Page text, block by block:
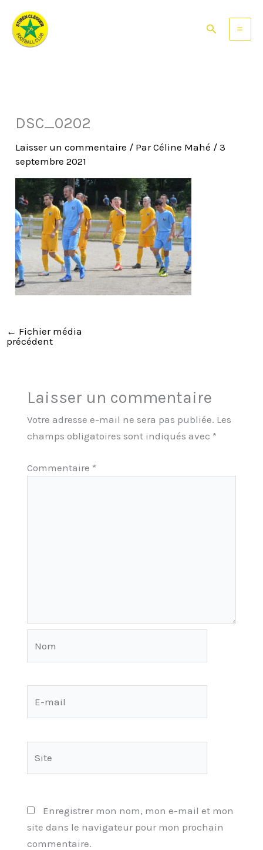
contenu
Rechercher
DSC_0202
Laisser un commentaire / ParCéline Mahé /3
septembre 2021
← Fichier média
précédent
Laisser un commentaire
Votre adresse e-mail ne sera pas publiée. Les
champs obligatoires sont indiqués avec *
Commentaire *
Enregistrer mon nom, mon e-mail et mon
site dans le navigateur pour mon prochain
commentaire.